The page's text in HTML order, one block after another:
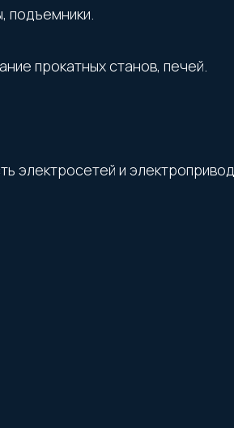
подъемники.
прокатных станов, печей.
электросетей и